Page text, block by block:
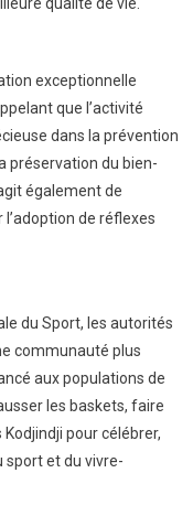
exceptionnelle
que l’activité
dans la prévention
préservation du bien-
également de
de réflexes
du Sport, les autorités
communauté plus
aux populations de
les baskets, faire
pour célébrer,
sport et du vivre-